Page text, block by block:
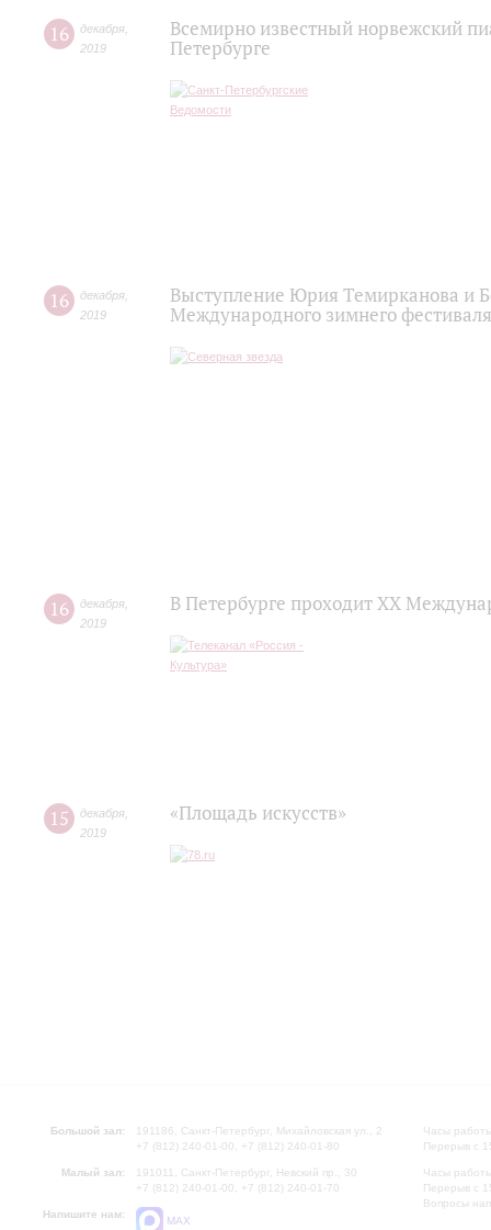
16 декабря
2019
Всемирно известный норвежский
Петербурге
16 декабря
2019
Выступление Юрия Темирканова и
Международного зимнего
16 декабря
2019
В Петербурге проходит ХХ
15 декабря
2019
«Площадь искусств»
Большой зал:
191186, Санкт-Петербург, Михайловская ул., 2
+7 (812) 240-01-00, +7 (812) 240-01-80
Малый зал:
191011, Санкт-Петербург, Невский пр., 30
+7 (812) 240-01-00, +7 (812) 240-01-70
Напишите нам:
MAX
Часы
Перерыв с
Часы
Перерыв с
Вопросы